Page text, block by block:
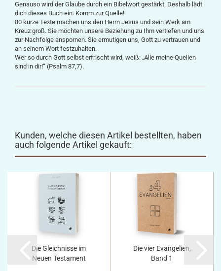
Genauso wird der Glaube durch ein Bibelwort gestärkt. Deshalb lädt
dich dieses Buch ein: Komm zur Quelle!
80 kurze Texte machen uns den Herrn Jesus und sein Werk am
Kreuz groß. Sie möchten unsere Beziehung zu Ihm vertiefen und uns
zur Nachfolge anspornen. Sie ermutigen uns, Gott zu vertrauen und
an seinem Wort festzuhalten.
Wer so durch Gott selbst erfrischt wird, weiß: „Alle meine Quellen
sind in dir!“ (Psalm 87,7).
Kunden, welche diesen Artikel bestellten, haben
auch folgende Artikel gekauft:
Die Gleichnisse im
Neuen Testament
Die vier Evangelien,
Band 1